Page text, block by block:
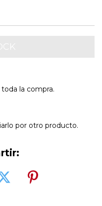
la compra.
por otro producto.